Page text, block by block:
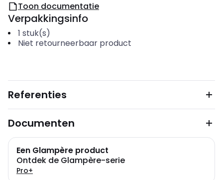
Toon documentatie
Verpakkingsinfo
1 stuk(s)
Niet retourneerbaar product
Referenties
Documenten
Een Glampère product
Ontdek de Glampère-serie
Pro+